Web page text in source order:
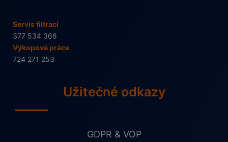
Servis filtrací
377 534 368
Výkopové práce
724 271 253
Užitečné odkazy
GDPR & VOP